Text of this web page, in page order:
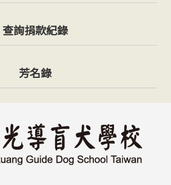
查詢捐款紀錄
芳名錄